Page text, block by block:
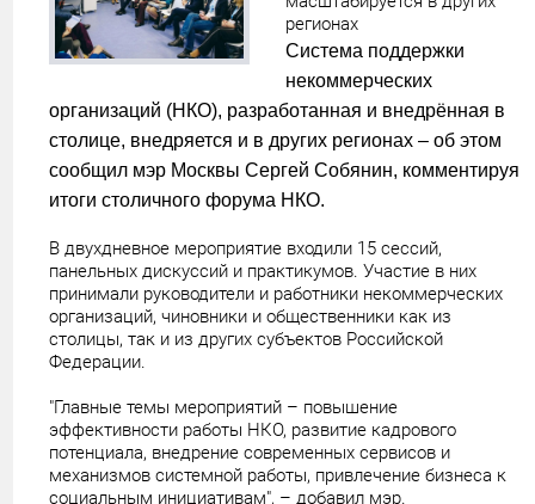
регионах
Система поддержки
некоммерческих
организаций (НКО), разработанная и внедрённая в
столице, внедряется и в других регионах – об этом
сообщил мэр Москвы Сергей Собянин, комментируя
итоги столичного форума НКО.
В двухдневное мероприятие входили 15 сессий,
панельных дискуссий и практикумов. Участие в них
принимали руководители и работники некоммерческих
организаций, чиновники и общественники как из
столицы, так и из других субъектов Российской
Федерации.
"Главные темы мероприятий – повышение
эффективности работы НКО, развитие кадрового
потенциала, внедрение современных сервисов и
механизмов системной работы, привлечение бизнеса к
социальным инициативам", – добавил мэр.